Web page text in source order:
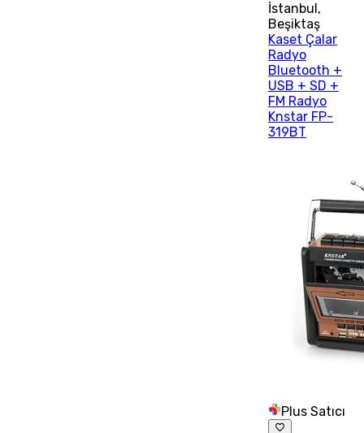
İstanbul ,
Beşiktaş
Kaset Çalar
Radyo
Bluetooth +
USB + SD +
FM Radyo
Knstar FP-
319BT
Plus Satıcı